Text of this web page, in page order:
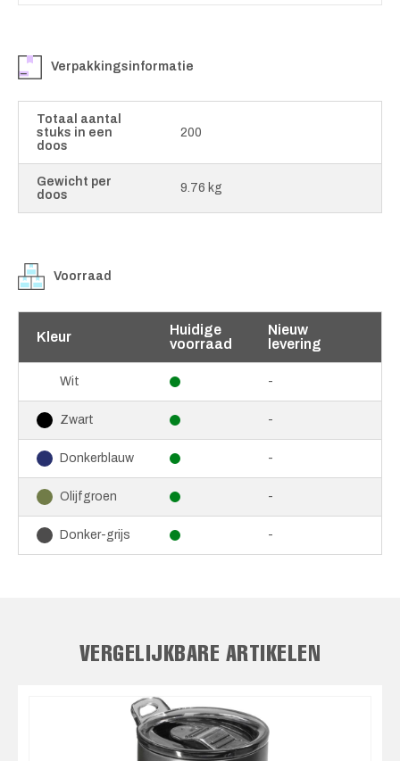
Verpakkingsinformatie
Totaal aantal
stuks in een
doos
200
Gewicht per
doos
9.76 kg
Voorraad
Kleur
Huidige
voorraad
Nieuw
levering
Wit -
Zwart -
Donkerblauw -
Olijfgroen -
Donker-grijs -
VERGELIJKBARE ARTIKELEN